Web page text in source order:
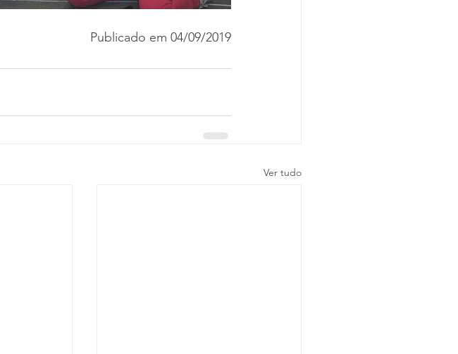
Publicado em 04/09/2019
Ver tudo